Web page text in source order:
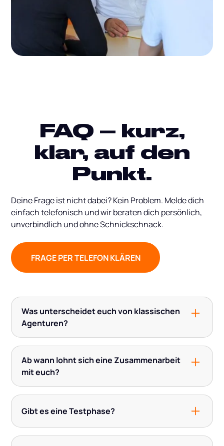
FAQ – kurz,
klar, auf den
Punkt.
Deine Frage ist nicht dabei? Kein Problem. Melde dich
einfach telefonisch und wir beraten dich persönlich,
unverbindlich und ohne Schnickschnack.
FRAGE PER TELEFON KLÄREN
Was unterscheidet euch von klassischen
Agenturen?
Wir verbinden strategische Beratung mit
eigenentwickelter Technologie. Keine
Standardlösungen – sondern datengetriebene
Automatisierung für echten Impact.
Ab wann lohnt sich eine Zusammenarbeit
mit euch?
Wenn du monatlich fünfstellig oder mehr online
umsetzt – und den nächsten Wachstumsschritt
nicht dem Zufall überlassen willst.
Gibt es eine Testphase?
Ja, um den Einstieg für dich so einfach wie